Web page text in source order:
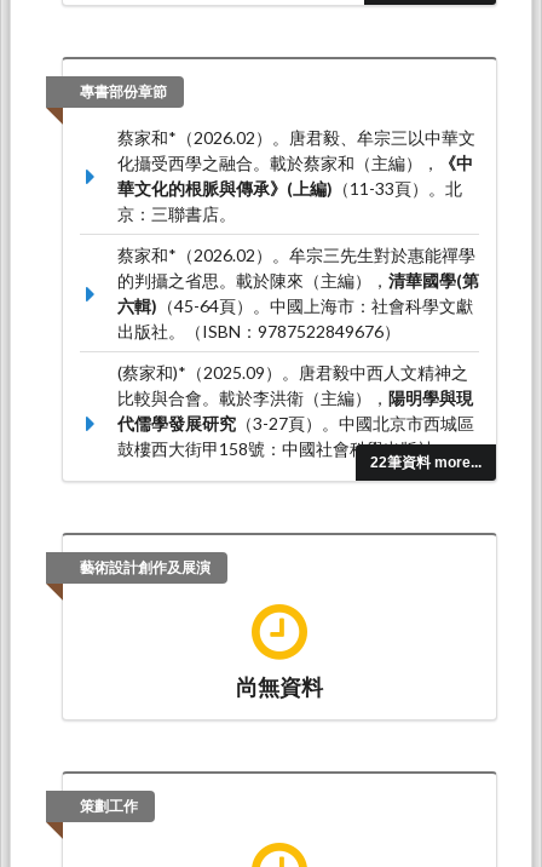
研究。台北：學生書局。（ISBN：
9789571515922）
專書部份章節
22筆資料 more...
蔡家和*（2026.02）。唐君毅、牟宗三以中華文
化攝受西學之融合。載於蔡家和（主編），
《中
華文化的根脈與傳承》(上編) （11-33頁）。北
京：三聯書店。
蔡家和*（2026.02）。牟宗三先生對於惠能禪學
的判攝之省思。載於陳來（主編）， 清華國學(第
六輯) （45-64頁）。中國上海市：社會科學文獻
出版社。（ISBN：9787522849676）
(蔡家和)*（2025.09）。唐君毅中西人文精神之
比較與合會。載於李洪衛（主編）， 陽明學與現
代儒學發展研究 （3-27頁）。中國北京市西城區
鼓樓西大街甲158號：中國社會科學出版社。
辨」之理論結構與特色――續論艮齋〈李氏心即
理說條辨〉之第十一至二十六條。載於王中江
中國北京市：中國社會科學出版社。（ISBN：
9787522763620）
蔡家和*（2020.11）。《孟子．知言养气章》之
藝術設計創作及展演
尚無資料
策劃工作